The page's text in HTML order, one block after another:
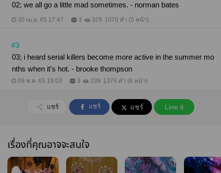
02; we all go a little mad sometimes. - norman bates
30 เม.ย. 65 17:47 3 329 1070 คำ (5 หน้า)
#3
03; i heard serial killers become more active in the summer mo
nths when it's hot. - brooke thompson
09 พ.ค. 65 19:03 3 239 1376 คำ (6 หน้า)
แชร์ แชร์ แชร์ Line it
เรื่องที่คุณอาจจะสนใจ